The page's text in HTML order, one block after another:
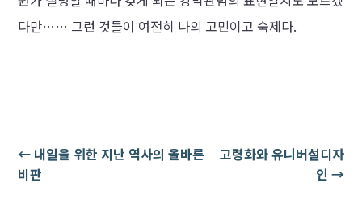
다만…… 그런 것들이 여전히 나의 고민이고 숙제다.
← 내일을 위한 지난 역사의 올바른
비판
고령화와 유니버설디자
인 →